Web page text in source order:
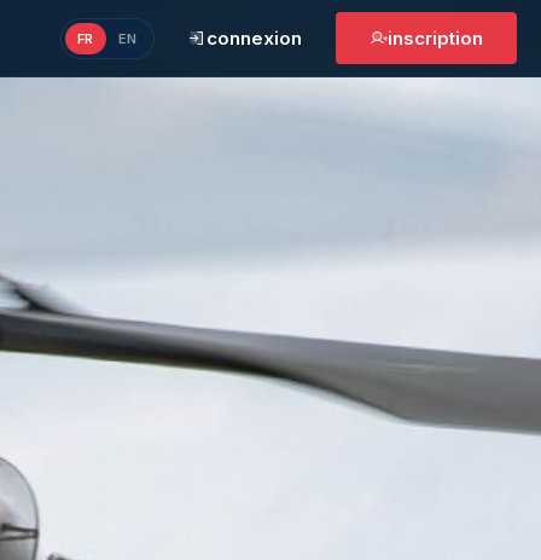
FR EN connexion inscription